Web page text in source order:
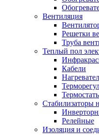
Вентиляция
Решетки
Труба
Теплый пол
Кабели
Стабилизаторы
Релейные
Изоляция и